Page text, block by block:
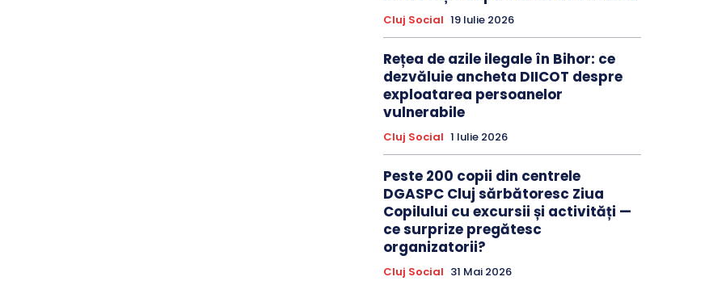
Cluj Social 19 Iulie 2026
Rețea de azile ilegale în Bihor: ce
dezvăluie ancheta DIICOT despre
exploatarea persoanelor
vulnerabile
Cluj Social 1 Iulie 2026
Peste 200 copii din centrele
DGASPC Cluj sărbătoresc Ziua
Copilului cu excursii și activități —
ce surprize pregătesc
organizatorii?
Cluj Social 31 Mai 2026